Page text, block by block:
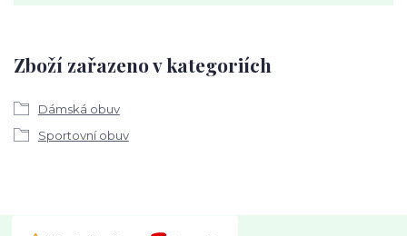
Zboží zařazeno v kategoriích
Dámská obuv
Sportovní obuv